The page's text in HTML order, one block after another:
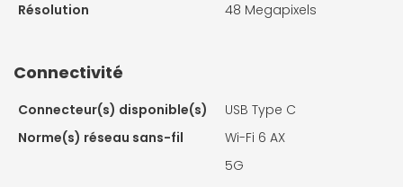
Résolution
48 Megapixels
Connectivité
Connecteur(s) disponible(s)
USB Type C
Norme(s) réseau sans-fil
Wi-Fi 6 AX
5G